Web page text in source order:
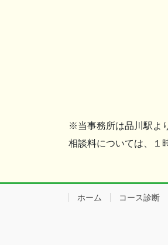
※当事務所は品川駅よ
相談料については、１
ホーム コース診断